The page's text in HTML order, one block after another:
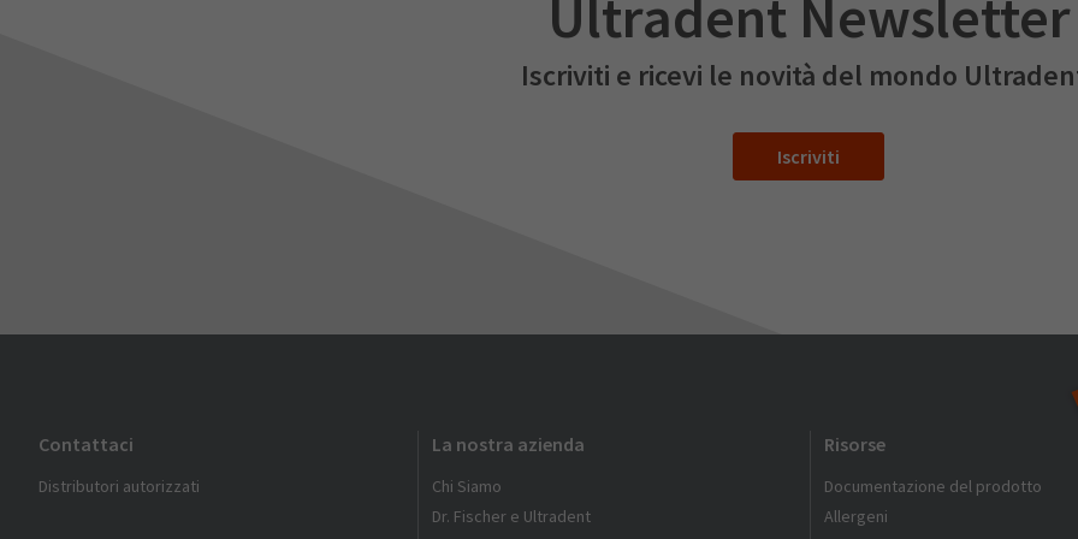
Ultradent Newsletter
Iscriviti e ricevi le novità del mondo
Iscriviti
Contattaci
Distributori autorizzati
La nostra azienda
Chi Siamo
Dr. Fischer e Ultradent
Risorse
Documentazione del prodotto
Allergeni